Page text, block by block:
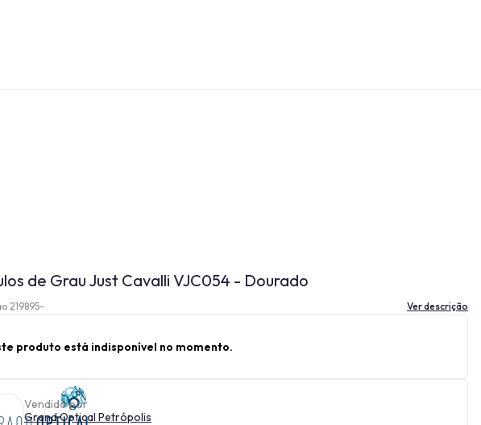
de Grau Just Cavalli VJC054 - Dourado
219895- Ver descrição
produto está indisponível no momento.
Vendido por
Grand Optical Petrópolis